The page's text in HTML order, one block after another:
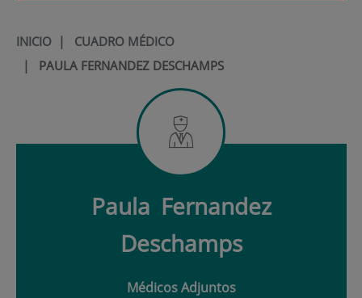
INICIO| CUADRO MÉDICO
| PAULA FERNANDEZ DESCHAMPS
Paula Fernandez
Deschamps
Médicos Adjuntos